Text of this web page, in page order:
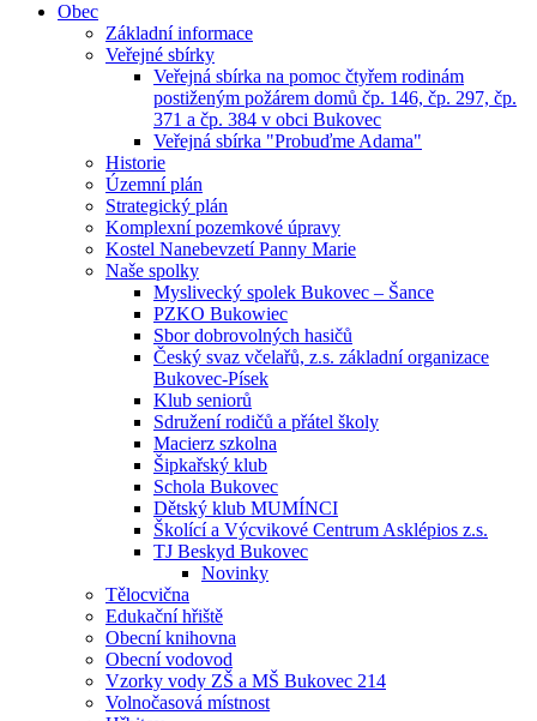
Obec
Základní informace
Veřejné sbírky
Veřejná sbírka na pomoc čtyřem rodinám
postiženým požárem domů čp. 146, čp. 297, čp.
371 a čp. 384 v obci Bukovec
Veřejná sbírka "Probuďme Adama"
Historie
Územní plán
Strategický plán
Komplexní pozemkové úpravy
Kostel Nanebevzetí Panny Marie
Naše spolky
Myslivecký spolek Bukovec – Šance
PZKO Bukowiec
Sbor dobrovolných hasičů
Český svaz včelařů, z.s. základní organizace
Bukovec-Písek
Klub seniorů
Sdružení rodičů a přátel školy
Macierz szkolna
Šipkařský klub
Schola Bukovec
Dětský klub MUMÍNCI
Školící a Výcvikové Centrum Asklépios z.s.
TJ Beskyd Bukovec
Novinky
Tělocvična
Edukační hřiště
Obecní knihovna
Obecní vodovod
Vzorky vody ZŠ a MŠ Bukovec 214
Volnočasová místnost